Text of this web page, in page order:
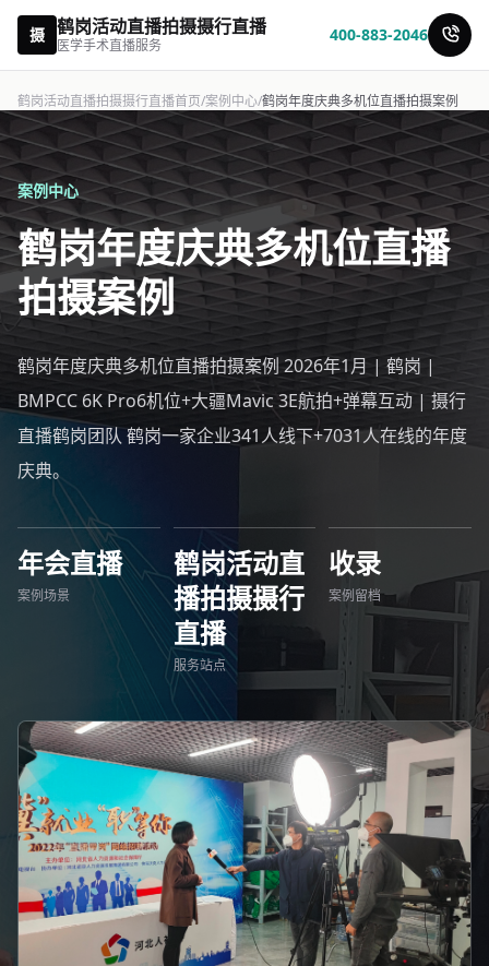
摄 鹤岗活动直播拍摄摄行直播
医学手术直播服务
400-883-2046
鹤岗活动直播拍摄摄行直播首页/案例中心/鹤岗年度庆典多机位直播拍摄案例
案例中心
鹤岗年度庆典多机位直播
拍摄案例
鹤岗年度庆典多机位直播拍摄案例 2026年1月 | 鹤岗 |
BMPCC 6K Pro6机位+大疆Mavic 3E航拍+弹幕互动 | 摄行
直播鹤岗团队 鹤岗一家企业341人线下+7031人在线的年度
庆典。
年会直播
案例场景
鹤岗活动直
播拍摄摄行
直播
服务站点
收录
案例留档